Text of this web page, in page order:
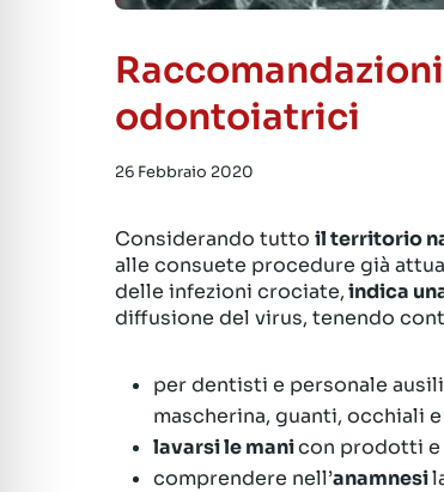
odontoiatrici
26 Febbraio 2020
Considerando tutto il territorio
alle consuete procedure già
delle infezioni crociate,indica
diffusione del virus, tenendo
per dentisti e personale
mascherina, guanti, occhiali
lavarsi le manicon prodotti e
comprendere nell’anamnesi